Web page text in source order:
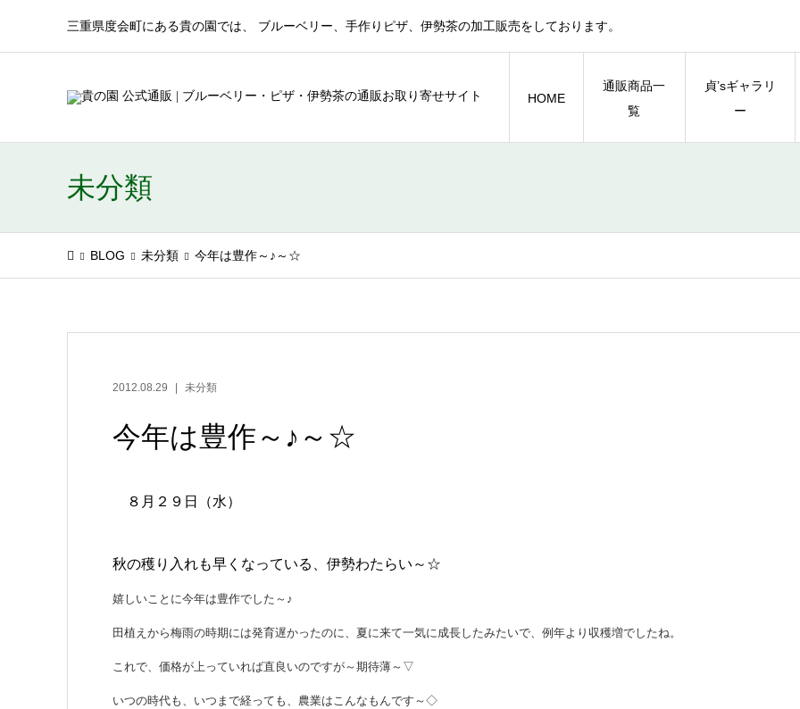
三重県度会町にある貴の園では、 ブルーベリー、手作りピザ、伊勢茶の加工販売をしております。
HOME
通販商品一
覧
貞’sギャラリ
ー
未分類
BLOG 未分類 今年は豊作～♪～☆
2012.08.29 未分類
今年は豊作～♪～☆
８月２９日（水）
秋の穫り入れも早くなっている、伊勢わたらい～☆
嬉しいことに今年は豊作でした～♪
田植えから梅雨の時期には発育遅かったのに、夏に来て一気に成長したみたいで、例年より収穫増でしたね。
これで、価格が上っていれば直良いのですが～期待薄～▽
いつの時代も、いつまで経っても、農業はこんなもんです～◇